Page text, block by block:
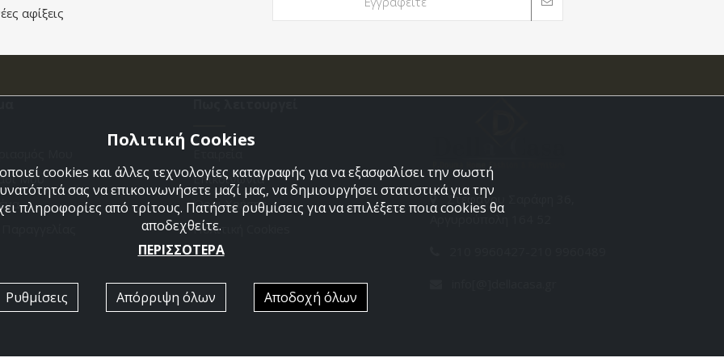
αφίξεις
Μου
Επικοινωνια
Όροι Χρήσης
Πολιτική Cookies
Στεφάνου Σαράφη 36,
Πολιτική Cookies
cookies και άλλες τεχνολογίες καταγραφής για να εξασφαλίσει την σωστή
σας να επικοινωνήσετε μαζί μας, να δημιουργήσει στατιστικά για την
πληροφορίες από τρίτους. Πατήστε ρυθμίσεις για να επιλέξετε ποια cookies θα
αποδεχθείτε.
ΠΕΡΙΣΣΟΤΕΡΑ
Ρυθμίσεις Απόρριψη όλων Αποδοχή όλων